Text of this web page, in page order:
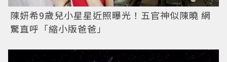
陳妍希9歲兒小星星近照曝光！五官神似陳曉 網
驚直呼「縮小版爸爸」